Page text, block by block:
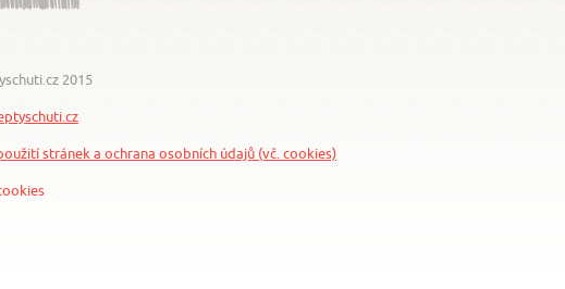
2015
stránek a ochrana osobních údajů (vč. cookies)